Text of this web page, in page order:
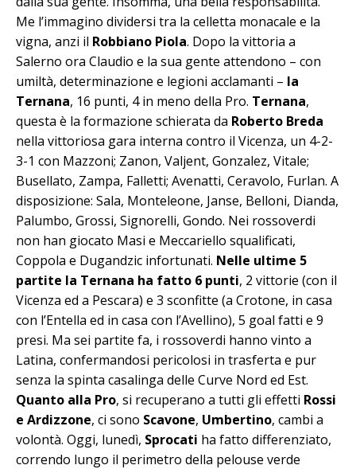
Me l’immagino dividersi tra la celletta monacale e la
vigna, anzi il Robbiano Piola. Dopo la vittoria a
Salerno ora Claudio e la sua gente attendono – con
umiltà, determinazione e legioni acclamanti – la
Ternana, 16 punti, 4 in meno della Pro. Ternana,
questa è la formazione schierata da Roberto Breda
nella vittoriosa gara interna contro il Vicenza, un 4-2-
3-1 con Mazzoni; Zanon, Valjent, Gonzalez, Vitale;
Busellato, Zampa, Falletti; Avenatti, Ceravolo, Furlan. A
disposizione: Sala, Monteleone, Janse, Belloni, Dianda,
Palumbo, Grossi, Signorelli, Gondo. Nei rossoverdi
non han giocato Masi e Meccariello squalificati,
Coppola e Dugandzic infortunati. Nelle ultime 5
partite la Ternana ha fatto 6 punti, 2 vittorie (con il
Vicenza ed a Pescara) e 3 sconfitte (a Crotone, in casa
con l’Entella ed in casa con l’Avellino), 5 goal fatti e 9
presi. Ma sei partite fa, i rossoverdi hanno vinto a
Latina, confermandosi pericolosi in trasferta e pur
senza la spinta casalinga delle Curve Nord ed Est.
Quanto alla Pro, si recuperano a tutti gli effetti Rossi
e Ardizzone, ci sono Scavone, Umbertino, cambi a
volontà. Oggi, lunedì, Sprocati ha fatto differenziato,
correndo lungo il perimetro della pelouse verde